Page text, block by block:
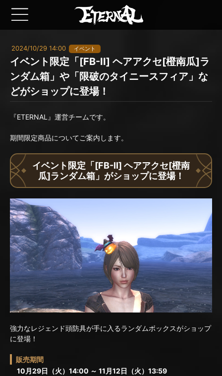
2024/10/29 14:00 イベント
イベント限定「[FB-II] ヘアアクセ[橙南瓜]ラ
ンダム箱」や「限破のタイニースフィア」な
どがショップに登場！
『ETERNAL』運営チームです。
期間限定商品についてご案内します。
イベント限定「[FB-II] ヘアアクセ[橙南
瓜]ランダム箱」がショップに登場！
強力なレジェンド頭防具が手に入るランダムボックスがショップ
に登場！
販売期間
10月29日（火）14:00 ～ 11月12日（火）13:59